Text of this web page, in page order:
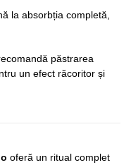
la absorbția completă,
păstrarea
un efect răcoritor și
oferă un ritual complet